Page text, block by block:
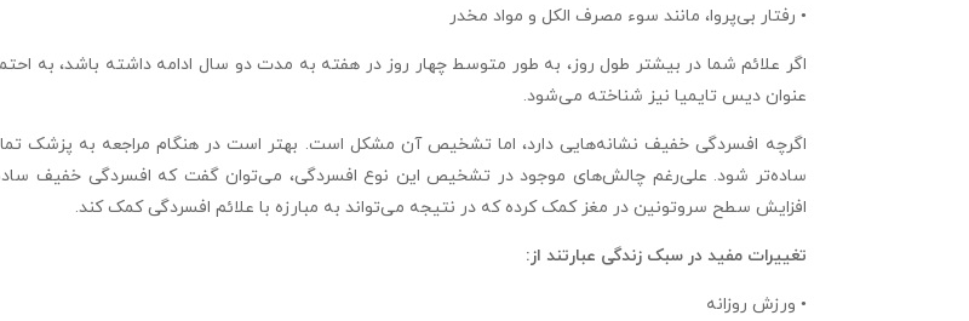
• رفتار بی‌پروا، مانند سوء مصرف الکل و مواد مخدر
اگر علائم شما در بیشتر طول روز، به طور متوسط چهار روز در هفته به مدت دو سال ادامه داشته باشد، به
عنوان دیس تایمیا نیز شناخته می‌شود.
اگرچه افسردگی خفیف نشانه‌هایی دارد، اما تشخیص آن مشکل است. بهتر است در هنگام مراجعه به پزشک
ساده‌تر شود. علی‌رغم چالش‌های موجود در تشخیص این نوع افسردگی، می‌توان گفت که افسردگی خفیف
افزایش سطح سروتونین در مغز کمک کرده که در نتیجه می‌تواند به مبارزه با علائم افسردگی کمک کند.
تغییرات مفید در سبک زندگی عبارتند از:
• ورزش روزانه